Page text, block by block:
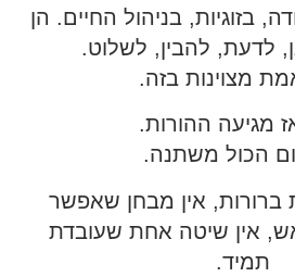
בזוגיות, בניהול החיים. הן
לדעת, להבין, לשלוט.
מצוינות בזה.
מגיעה ההורות.
הכול משתנה.
ברורות, אין מבחן שאפשר
אין שיטה אחת שעובדת
תמיד.